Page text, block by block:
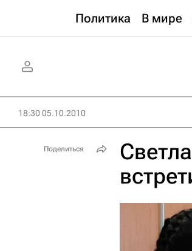
Политика В мире
18:30 05.10.2010
Поделиться